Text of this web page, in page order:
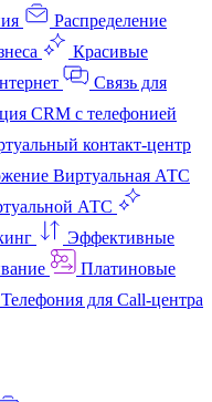
Распределение
Красивые
Связь для
CRM с телефонией
контакт‑центр
Виртуальная АТС
АТС
Эффективные
Платиновые
Телефония для Call-центра